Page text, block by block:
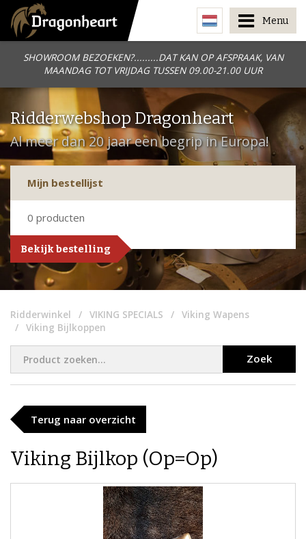
SHOWROOM BEZOEKEN?.........DAT KAN OP AFSPRAAK, VAN
MAANDAG TOT VRIJDAG TUSSEN 09.00-21.00 UUR
Menu
Ridderwebshop Dragonheart
Al meer dan 20 jaar een begrip in Europa!
Mijn bestellijst
0 producten
Bekijk bestelling
Ridderwinkel VIKING SPECIALS
Viking Wapens
Viking Bijlkoppen
Zoek
Terug naar overzicht
Viking Bijlkop (Op=Op)